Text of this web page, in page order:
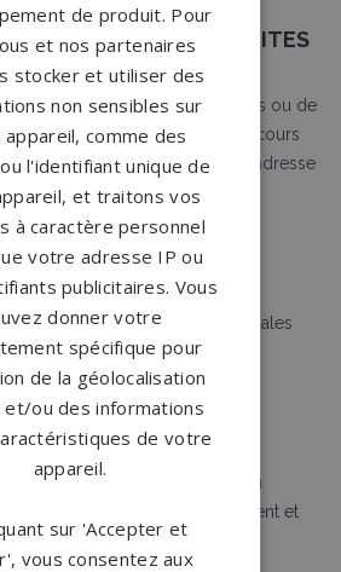
COMPORTEMENT ILLICITES
des signalements de contenus ou de
que vous auriez rencontrés au cours
site en adressant un e-mail à l’adresse
site et à ses mentions légales
DES CONDITIONS
se réserve le droit de modifier ou
mentions légales à tout moment et
des utilisateurs.
de produit. Pour
et nos partenaires
stocker et utiliser des
non sensibles sur
comme des
l'identifiant unique de
et traitons vos
à caractère personnel
votre adresse IP ou
publicitaires. Vous
donner votre
spécifique pour
de la géolocalisation
et/ou des informations
de votre
appareil.
sur 'Accepter et
vous consentez aux